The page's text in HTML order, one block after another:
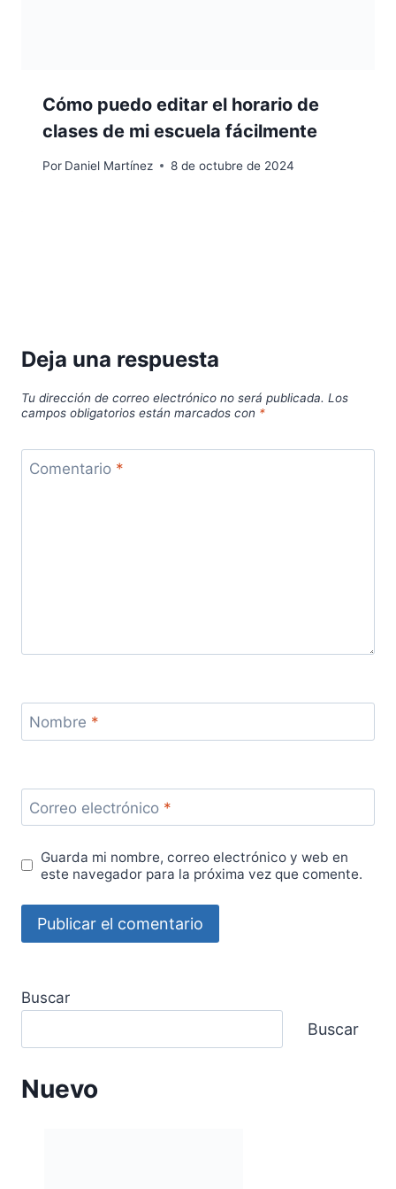
Cómo puedo editar el horario de
clases de mi escuela fácilmente
Por Daniel Martínez 8 de octubre de 2024
Deja una respuesta
Tu dirección de correo electrónico no será publicada. Los
campos obligatorios están marcados con *
Comentario *
Nombre *
Correo electrónico *
Guarda mi nombre, correo electrónico y web en
este navegador para la próxima vez que comente.
Buscar
Buscar
Nuevo